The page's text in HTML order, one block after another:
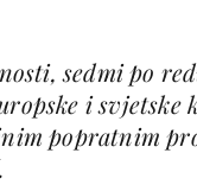
sedmi po
i svjetske
popratnim